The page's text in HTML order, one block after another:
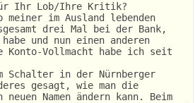
Ihr Lob/Ihre Kritik?
meiner im Ausland lebenden
drei Mal bei der Bank,
und nun einen anderen
Konto-Vollmacht habe ich seit
Schalter in der Nürnberger
gesagt, wie man die
Namen ändern kann. Beim